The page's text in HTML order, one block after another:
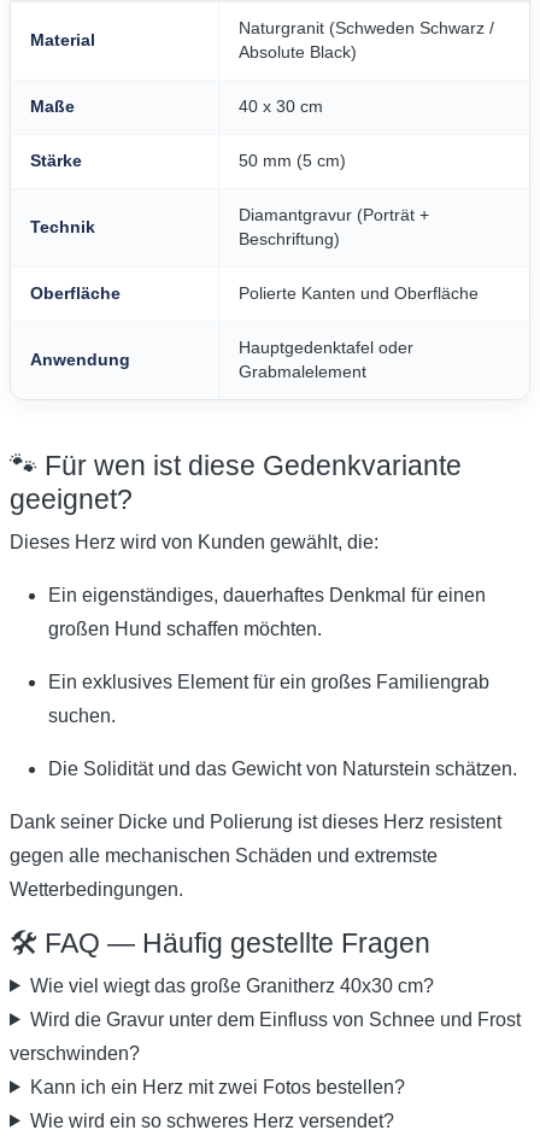
Material
Naturgranit (Schweden Schwarz /
Absolute Black)
Maße 40 x 30 cm
Stärke 50 mm (5 cm)
Technik
Diamantgravur (Porträt +
Beschriftung)
Oberfläche Polierte Kanten und Oberfläche
Anwendung
Hauptgedenktafel oder
Grabmalelement
🐾 Für wen ist diese Gedenkvariante
geeignet?
Dieses Herz wird von Kunden gewählt, die:
Ein eigenständiges, dauerhaftes Denkmal für einen
großen Hund schaffen möchten.
Ein exklusives Element für ein großes Familiengrab
suchen.
Die Solidität und das Gewicht von Naturstein schätzen.
Dank seiner Dicke und Polierung ist dieses Herz resistent
gegen alle mechanischen Schäden und extremste
Wetterbedingungen.
🛠️ FAQ — Häufig gestellte Fragen
Wie viel wiegt das große Granitherz 40x30 cm?
Wird die Gravur unter dem Einfluss von Schnee und Frost
verschwinden?
Kann ich ein Herz mit zwei Fotos bestellen?
Wie wird ein so schweres Herz versendet?